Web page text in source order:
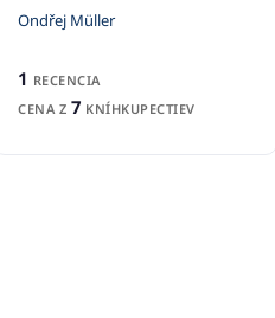
Ondřej Müller
1 RECENCIA
CENA Z 7 KNÍHKUPECTIEV